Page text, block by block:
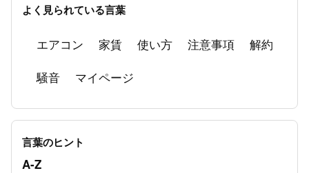
よく見られている言葉
エアコン 家賃 使い方 注意事項
解約
騒音
マイページ
言葉のヒント
A-Z